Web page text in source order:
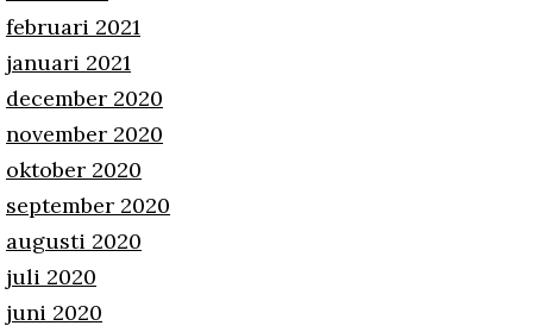
februari 2021
januari 2021
december 2020
november 2020
oktober 2020
september 2020
augusti 2020
juli 2020
juni 2020